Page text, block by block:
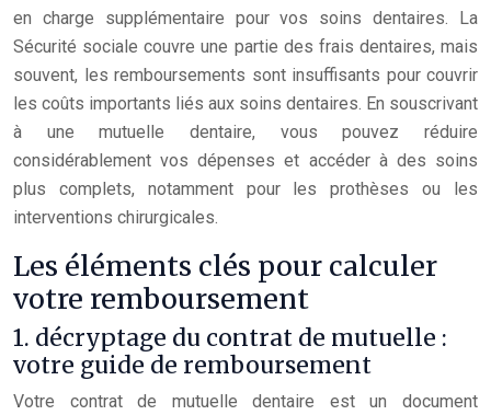
en charge supplémentaire pour vos soins dentaires. La
Sécurité sociale couvre une partie des frais dentaires, mais
souvent, les remboursements sont insuffisants pour couvrir
les coûts importants liés aux soins dentaires. En souscrivant
à une mutuelle dentaire, vous pouvez réduire
considérablement vos dépenses et accéder à des soins
plus complets, notamment pour les prothèses ou les
interventions chirurgicales.
Les éléments clés pour calculer
votre remboursement
1. décryptage du contrat de mutuelle :
votre guide de remboursement
Votre contrat de mutuelle dentaire est un document